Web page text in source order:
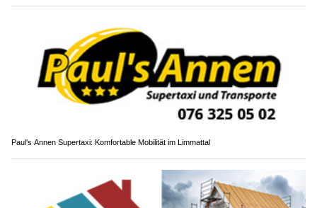
Paul's Annen Supertaxi: Komfortable Mobilität im Limmattal